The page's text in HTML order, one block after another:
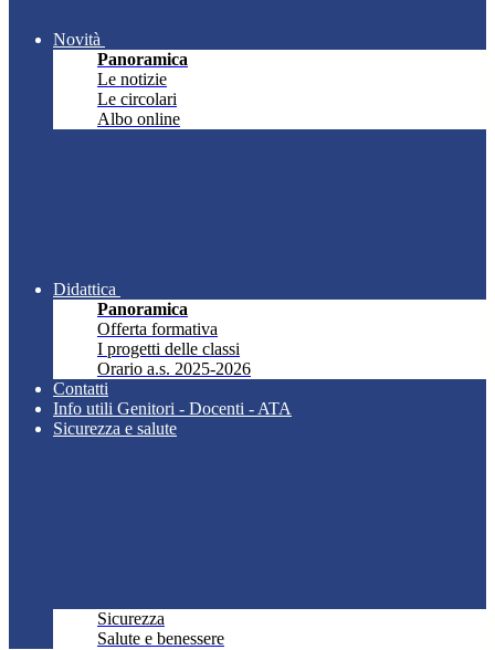
Novità
Panoramica
Le notizie
Le circolari
Albo online
Didattica
Panoramica
Offerta formativa
I progetti delle classi
Orario a.s. 2025-2026
Contatti
Info utili Genitori - Docenti - ATA
Sicurezza e salute
Sicurezza
Salute e benessere